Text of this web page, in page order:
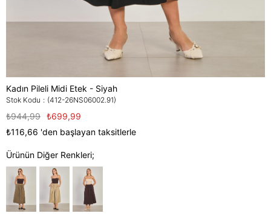
Kadın Pileli Midi Etek - Siyah
Stok Kodu (412-26NS06002.91)
₺944,99 ₺699,99
₺116,66 'den başlayan taksitlerle
Ürünün Diğer Renkleri;